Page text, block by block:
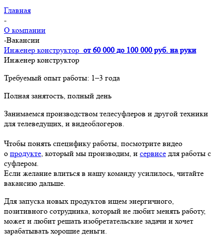
Главная
-
О компании
-Вакансии
Инженер конструктор от 60 000 до 100 000 руб. на руки
Инженер конструктор
Требуемый опыт работы: 1–3 года
Полная занятость, полный день
Занимаемся производством телесуфлеров и другой техники
для телеведущих, и видеоблогеров.
Чтобы понять специфику работы, посмотрите видео
о продукте, который мы производим, и сервисе для работы с
суфлером.
Если желание влиться в нашу команду усилилось, читайте
вакансию дальше.
Для запуска новых продуктов ищем энергичного,
позитивного сотрудника, который не любит менять работу,
может и любит решать изобретательские задачи и хочет
зарабатывать хорошие деньги.